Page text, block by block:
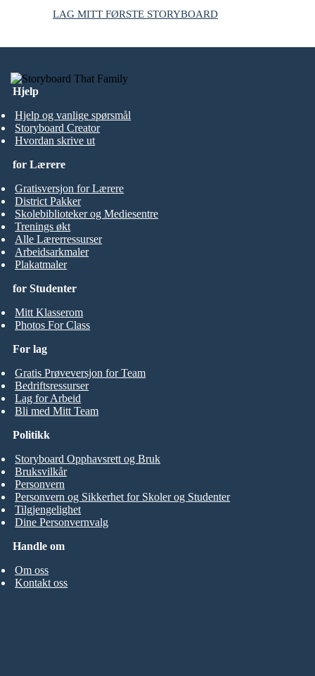
LAG MITT FØRSTE STORYBOARD
Hjelp
Hjelp og vanlige spørsmål
Storyboard Creator
Hvordan skrive ut
for Studenter
Mitt Klasserom
Photos For Class
for Lærere
Gratisversjon for Lærere
District Pakker
Skolebiblioteker og Mediesentre
Trenings økt
Alle Lærerressurser
Arbeidsarkmaler
Plakatmaler
For lag
Gratis Prøveversjon for Team
Bedriftsressurser
Lag for Arbeid
Bli med Mitt Team
Handle om
Om oss
Kontakt oss
Politikk
Storyboard Opphavsrett og Bruk
Bruksvilkår
Personvern
Personvern og Sikkerhet for Skoler og Studenter
Tilgjengelighet
Dine Personvernvalg